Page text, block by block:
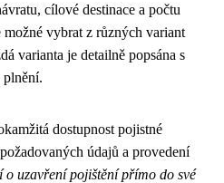
cílové destinace a počtu
vybrat z různých variant
varianta je detailně popsána s
dostupnost pojistné
údajů a provedení
o uzavření pojištění přímo do své